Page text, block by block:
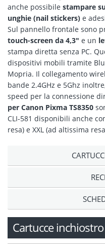
anche possibile stampare
unghie (nail stickers) e
Sul pannello frontale sono
touch-screen da 4,3" e un
stampa diretta senza PC.
dispositivi mobili tramite
Mopria. Il collegamento
bande 2.4GHz e 5Ghz
speed per la connessione
per Canon Pixma TS8350
CLI-581 disponibili anche
resa) e XXL (ad altissima
Cartucce inchiostro